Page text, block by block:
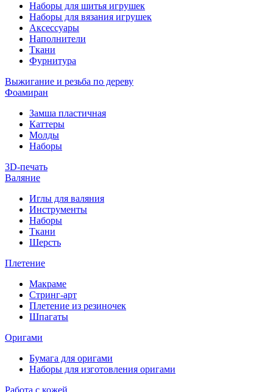
Наборы для шитья игрушек
Наборы для вязания игрушек
Аксессуары
Наполнители
Ткани
Фурнитура
Выжигание и резьба по дереву
Фоамиран
Замша пластичная
Каттеры
Молды
Наборы
3D-печать
Валяние
Иглы для валяния
Инструменты
Наборы
Ткани
Шерсть
Плетение
Макраме
Стринг-арт
Плетение из резиночек
Шпагаты
Оригами
Бумага для оригами
Наборы для изготовления оригами
Работа с кожей